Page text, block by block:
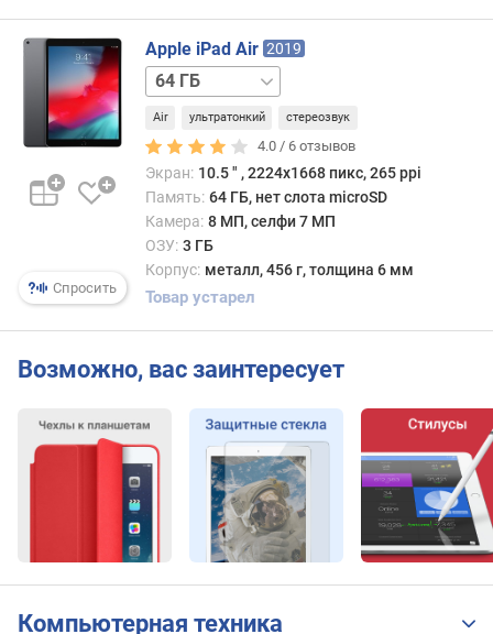
а
л
ь
д
и
с
п
л
"
)
P
(
p
ч
а
Спросить
Apple iPad Air 2019
64 ГБ
/
LTE
256 ГБ
256 ГБ
/
LTE
Air ультратонкий стереозвук
4.0 / 6 отзывов
Экран: 10.5 ″ , 2224х1668 пикс, 265 ppi
Память: 64 ГБ, нет слота microSD
Камера: 8 МП, селфи 7 МП
ОЗУ: 3 ГБ
Корпус: металл, 456 г, толщина 6 мм
Товар устарел
Возможно, вас заинтересует
Компьютерная техника